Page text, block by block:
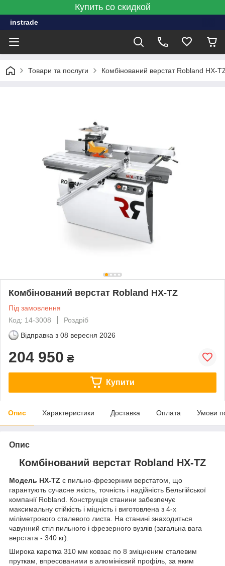
Купить со скидкой
instrade
Товари та послуги Комбінований верстат Robland HX-
Комбінований верстат Robland HX-TZ
Під замовлення
Код: 14-3008
Роздріб
Відправка з 08 вересня 2026
204 950 ₴
Купити
Опис Характеристики Доставка Оплата Умови
Опис
Комбінований верстат Robland HX-TZ
Модель HX-TZ є пильно-фрезерним верстатом, що
гарантують сучасне якість, точність і надійність Бельгійської
компанії Robland. Конструкція станини забезпечує
максимальну стійкість і міцність і виготовлена з 4-х
міліметрового сталевого листа. На станині знаходиться
чавунний стіл пильного і фрезерного вузлів (загальна вага
верстата - 340 кг).
Широка каретка 310 мм ковзає по 8 зміцненим сталевим
пруткам, впресованими в алюмінієвий профіль, за яким